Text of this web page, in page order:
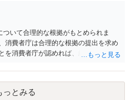
等を設定している弁護士会が多いとは
としてはこの限度にとどまります。
いて合理的な根拠がもとめられま
消費者庁は合理的な根拠の提出を求め
を消費者庁が認めれば、結果や効果が
例をご覧になるといいでしょう。
っとみる